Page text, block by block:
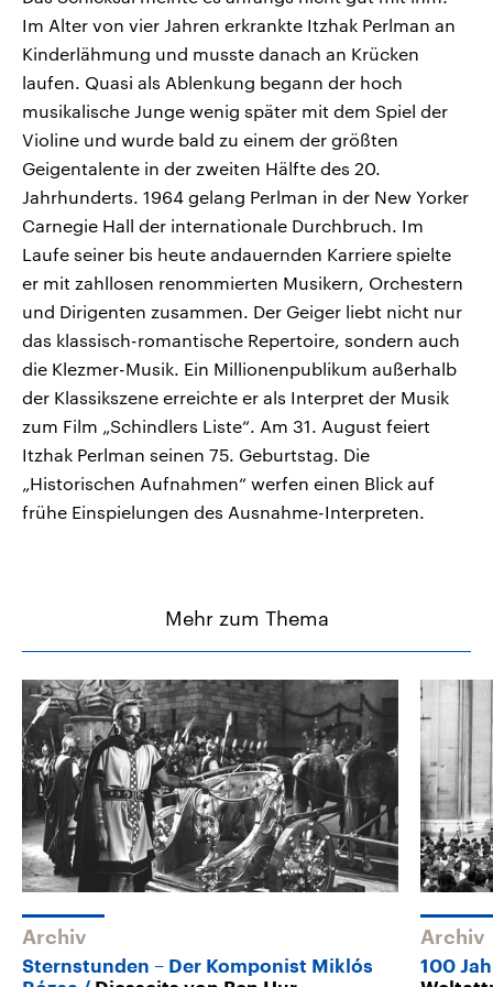
Im Alter von vier Jahren erkrankte Itzhak Perlman an
Kinderlähmung und musste danach an Krücken
laufen. Quasi als Ablenkung begann der hoch
musikalische Junge wenig später mit dem Spiel der
Violine und wurde bald zu einem der größten
Geigentalente in der zweiten Hälfte des 20.
Jahrhunderts. 1964 gelang Perlman in der New Yorker
Carnegie Hall der internationale Durchbruch. Im
Laufe seiner bis heute andauernden Karriere spielte
er mit zahllosen renommierten Musikern, Orchestern
und Dirigenten zusammen. Der Geiger liebt nicht nur
das klassisch-romantische Repertoire, sondern auch
die Klezmer-Musik. Ein Millionenpublikum außerhalb
der Klassikszene erreichte er als Interpret der Musik
zum Film „Schindlers Liste“. Am 31. August feiert
Itzhak Perlman seinen 75. Geburtstag. Die
„Historischen Aufnahmen“ werfen einen Blick auf
frühe Einspielungen des Ausnahme-Interpreten.
Mehr zum Thema
Archiv
Sternstunden – Der Komponist Miklós
Archiv
100